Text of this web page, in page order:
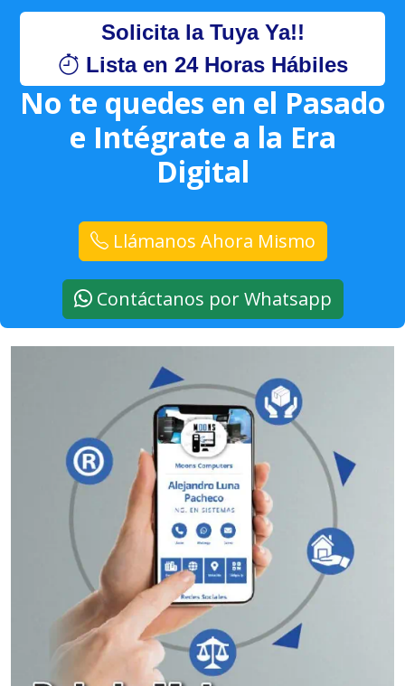
Solicita la Tuya Ya!!
Lista en 24 Horas Hábiles
No te quedes en el Pasado
e Intégrate a la Era
Digital
Llámanos Ahora Mismo
Contáctanos por Whatsapp